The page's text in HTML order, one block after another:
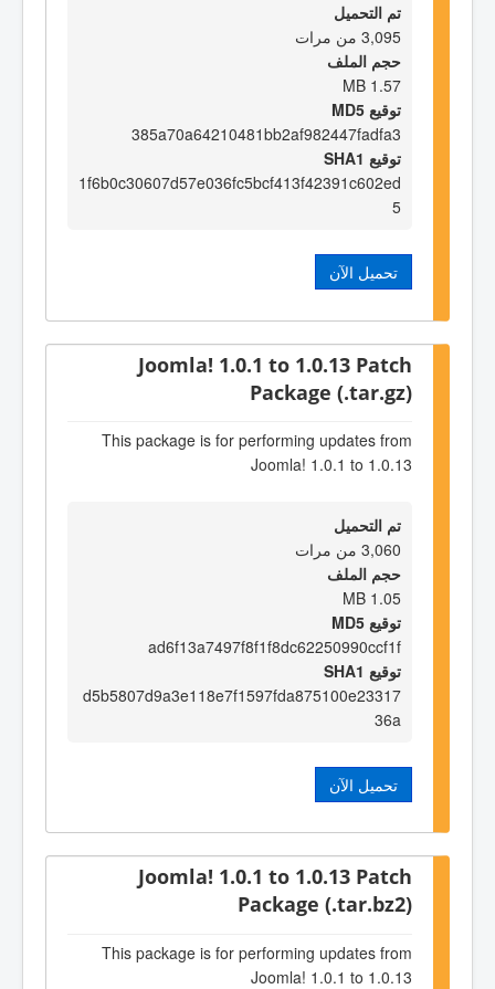
تم التحميل
3,095 من مرات
حجم الملف
1.57 MB
توقيع MD5
385a70a64210481bb2af982447fadfa3
توقيع SHA1
1f6b0c30607d57e036fc5bcf413f42391c602ed
5
تحميل الآن
Joomla! 1.0.1 to 1.0.13 Patch
Package (.tar.gz)
This package is for performing updates from
Joomla! 1.0.1 to 1.0.13
تم التحميل
3,060 من مرات
حجم الملف
1.05 MB
توقيع MD5
ad6f13a7497f8f1f8dc62250990ccf1f
توقيع SHA1
d5b5807d9a3e118e7f1597fda875100e23317
36a
تحميل الآن
Joomla! 1.0.1 to 1.0.13 Patch
Package (.tar.bz2)
This package is for performing updates from
Joomla! 1.0.1 to 1.0.13